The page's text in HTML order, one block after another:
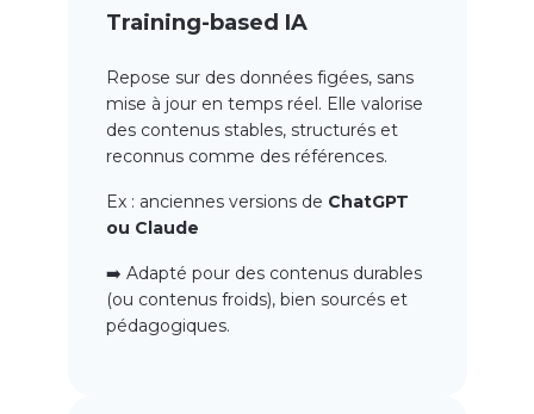
Training-based IA
Repose sur des données figées, sans
mise à jour en temps réel. Elle valorise
des contenus stables, structurés et
reconnus comme des références.
Ex : anciennes versions de ChatGPT
ou Claude
➡️ Adapté pour des contenus durables
(ou contenus froids), bien sourcés et
pédagogiques.